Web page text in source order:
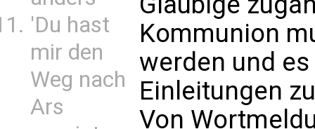
'Du hast
mir den
Weg nach
Ars
Kommunion
werden und
Einleitungen
Von